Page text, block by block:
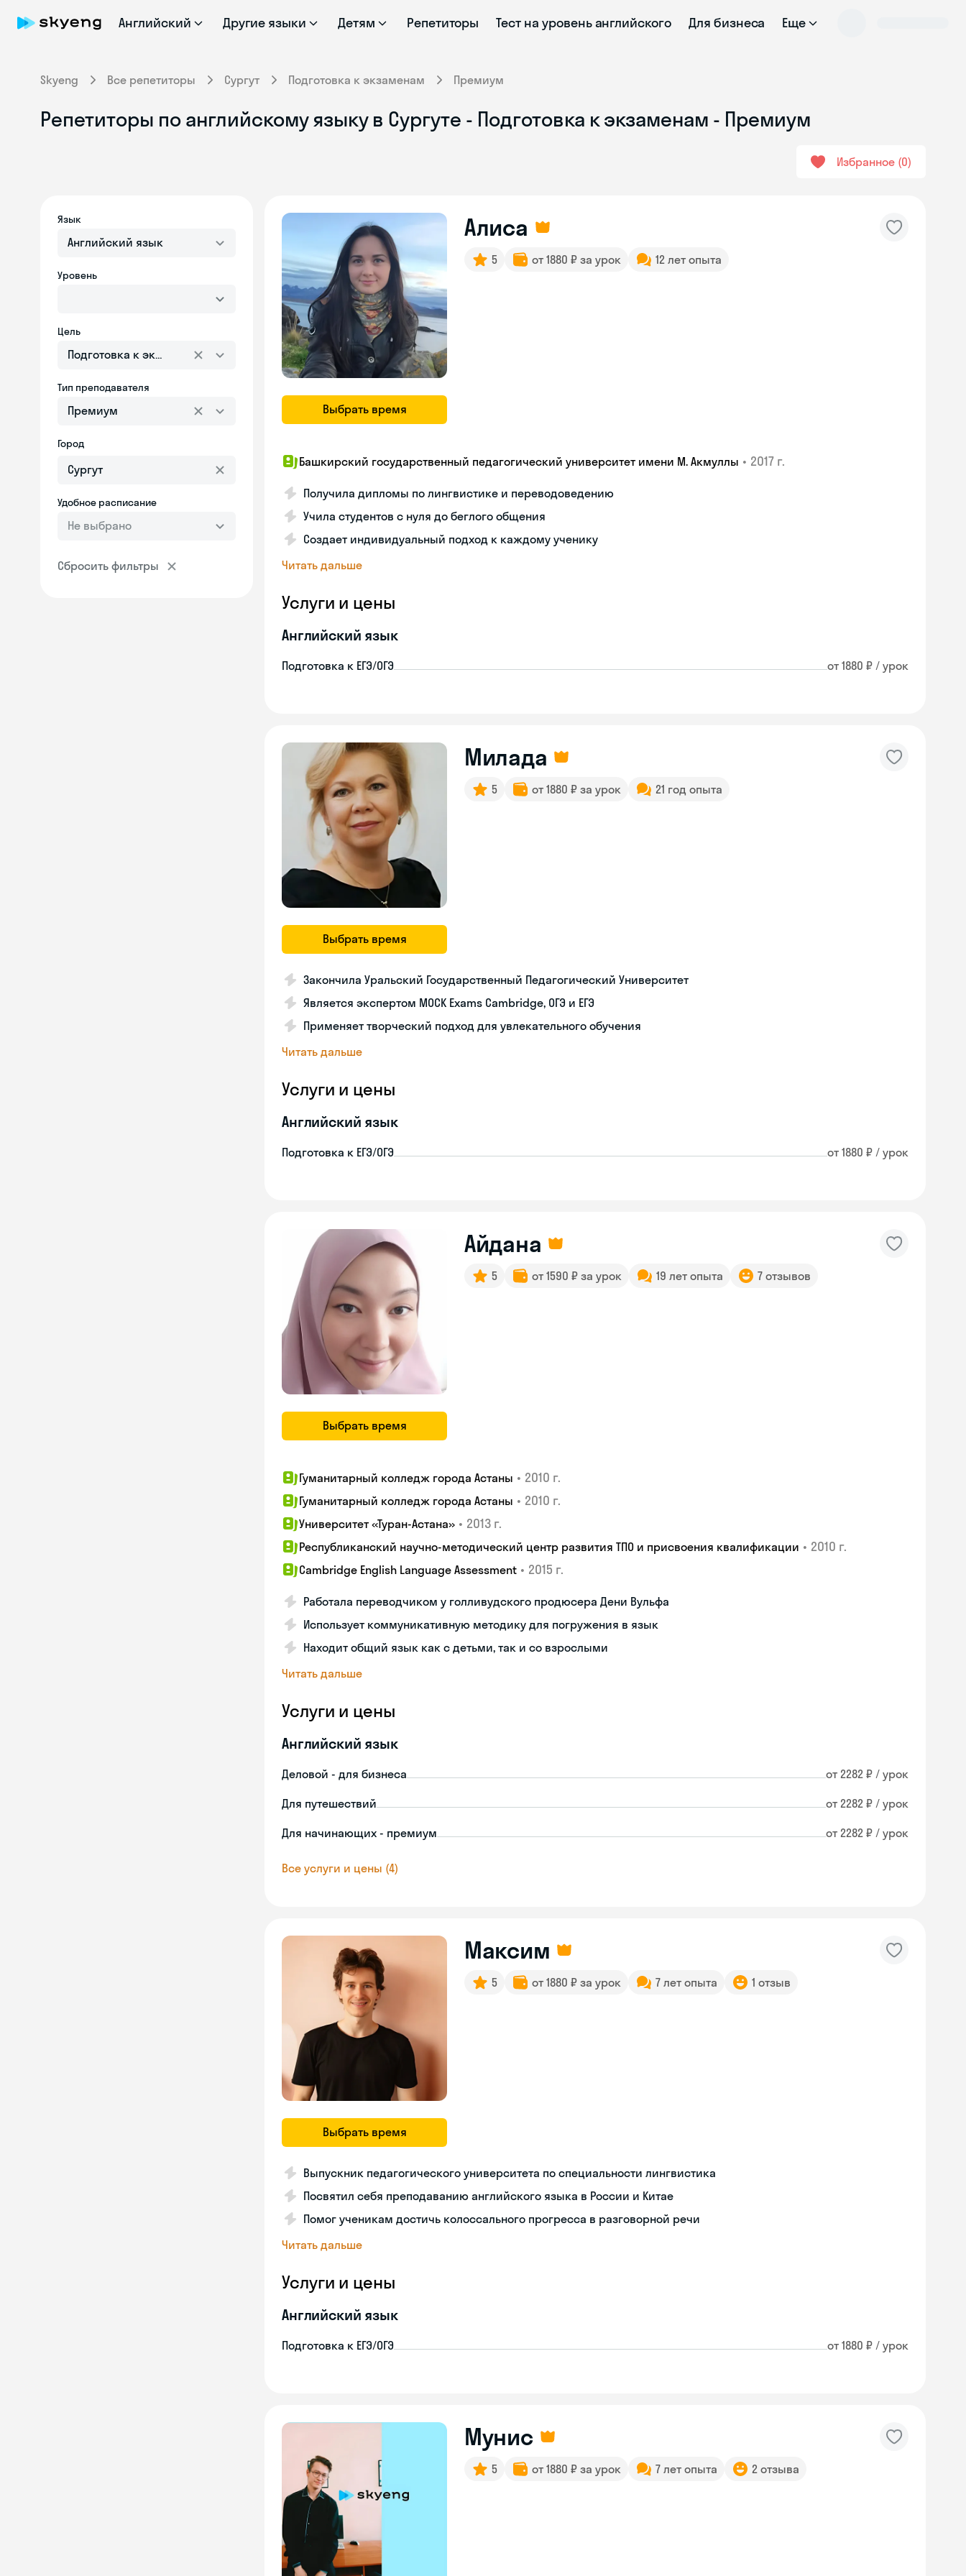
Английский Другие языки Детям Репетиторы Тест на уровень английского Для бизнеса Еще
Skyeng Все репетиторы Сургут Подготовка к экзаменам Премиум
Репетиторы по английскому языку в Сургуте - Подготовка к экзаменам - Премиум
Избранное 0
Язык
Английский язык
Уровень
Цель
Подготовка к экзаменам
Тип преподавателя
Премиум
Город
Удобное расписание
Не выбрано
Сбросить фильтры
Выбрать время
Алиса
5 от 1880 ₽ за урок 12 лет опыта
Башкирский государственный педагогический университет имени М. Акмуллы • 2017 г.
Получила дипломы по лингвистике и переводоведению
Учила студентов с нуля до беглого общения
Создает индивидуальный подход к каждому ученику
Читать дальше
Услуги и цены
Английский язык
Подготовка к ЕГЭ/ОГЭ от 1880 ₽ / урок
Выбрать время
Милада
5 от 1880 ₽ за урок 21 год опыта
Закончила Уральский Государственный Педагогический Университет
Является экспертом MOCK Exams Cambridge, ОГЭ и ЕГЭ
Применяет творческий подход для увлекательного обучения
Читать дальше
Услуги и цены
Английский язык
Подготовка к ЕГЭ/ОГЭ от 1880 ₽ / урок
Выбрать время
Айдана
5 от 1590 ₽ за урок 19 лет опыта 7 отзывов
Гуманитарный колледж города Астаны • 2010 г.
Гуманитарный колледж города Астаны • 2010 г.
Университет «Туран-Астана» • 2013 г.
Республиканский научно-методический центр развития ТПО и присвоения квалификации • 2010 г.
Cambridge English Language Assessment • 2015 г.
Работала переводчиком у голливудского продюсера Дени Вульфа
Использует коммуникативную методику для погружения в язык
Находит общий язык как с детьми, так и со взрослыми
Читать дальше
Услуги и цены
Английский язык
Деловой - для бизнеса от 2282 ₽ / урок
Для путешествий от 2282 ₽ / урок
Для начинающих - премиум от 2282 ₽ / урок
Все услуги и цены (4)
Выбрать время
Максим
5 от 1880 ₽ за урок 7 лет опыта 1 отзыв
Выпускник педагогического университета по специальности лингвистика
Посвятил себя преподаванию английского языка в России и Китае
Помог ученикам достичь колоссального прогресса в разговорной речи
Читать дальше
Услуги и цены
Английский язык
Подготовка к ЕГЭ/ОГЭ от 1880 ₽ / урок
Мунис
5 от 1880 ₽ за урок 7 лет опыта 2 отзыва